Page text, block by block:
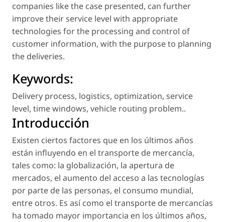
companies like the case presented, can further
improve their service level with appropriate
technologies for the processing and control of
customer information, with the purpose to planning
the deliveries.
Keywords:
Delivery process, logistics, optimization, service
level, time windows, vehicle routing problem..
Introducción
Existen ciertos factores que en los últimos años
están influyendo en el transporte de mercancía,
tales como: la globalización, la apertura de
mercados, el aumento del acceso a las tecnologías
por parte de las personas, el consumo mundial,
entre otros. Es así como el transporte de mercancías
ha tomado mayor importancia en los últimos años,